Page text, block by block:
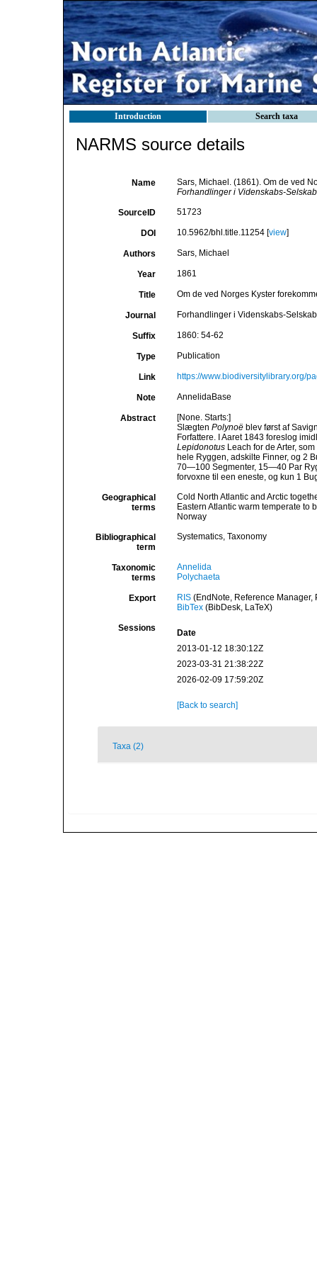
Introduction Search taxa
NARMS source details
Name
Sars, Michael. (1861). Om de ved
Forhandlinger i Videnskabs-
SourceID 51723
DOI 10.5962/bhl.title.11254 [view]
Authors Sars, Michael
Year 1861
Title Om de ved Norges Kyster
Journal Forhandlinger i Videnskabs-
Suffix 1860: 54-62
Type Publication
Link https://www.biodiversitylibrary.org/
Note AnnelidaBase
Abstract
[None. Starts:]
Slægten Polynoëblev først af
Forfattere. I Aaret 1843 foreslog
LepidonotusLeach for de Arter,
hele Ryggen, adskilte Finner, og 2
70—100 Segmenter, 15—40 Par
forvoxne til een eneste, og kun 1
Geographical
terms
Cold North Atlantic and Arctic
Eastern Atlantic warm temperate to
Norway
Bibliographical
term
Systematics, Taxonomy
Taxonomic
terms
Annelida
Polychaeta
Export RIS(EndNote, Reference Manager,
BibTex(BibDesk, LaTeX)
Sessions
Date
2013-01-12 18:30:12Z
2023-03-31 21:38:22Z
2026-02-09 17:59:20Z
[Back to search]
Taxa (2)